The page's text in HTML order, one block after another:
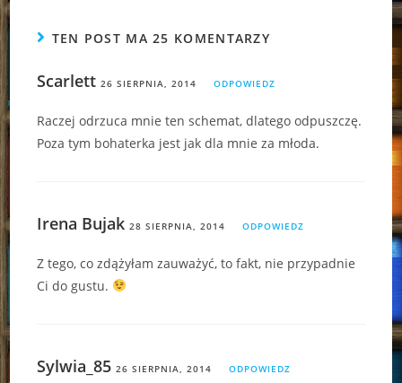
TEN POST MA 25 KOMENTARZY
Scarlett 26 SIERPNIA, 2014 ODPOWIEDZ
Raczej odrzuca mnie ten schemat, dlatego odpuszczę.
Poza tym bohaterka jest jak dla mnie za młoda.
Irena Bujak 28 SIERPNIA, 2014 ODPOWIEDZ
Z tego, co zdążyłam zauważyć, to fakt, nie przypadnie
Ci do gustu.
Sylwia_85 26 SIERPNIA, 2014 ODPOWIEDZ